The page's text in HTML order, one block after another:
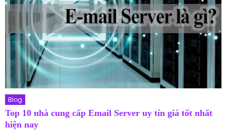
Blog
Top 10 nhà cung cấp Email Server uy tín giá tốt nhất
hiện nay